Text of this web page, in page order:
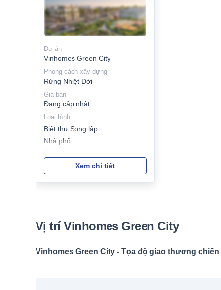
Dự án
Vinhomes Green City
Phong cách xây dựng
Rừng Nhiệt Đới
Giá bán
Đang cập nhật
Loại hình
Biệt thự Song lập
Nhà phố
Xem chi tiết
Vị trí Vinhomes Green City
Vinhomes Green City - Tọa độ giao thương